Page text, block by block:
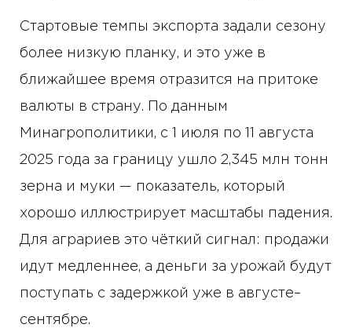
Стартовые темпы экспорта задали сезону
более низкую планку, и это уже в
ближайшее время отразится на притоке
валюты в страну. По данным
Минагрополитики, с 1 июля по 11 августа
2025 года за границу ушло 2,345 млн тонн
зерна и муки — показатель, который
хорошо иллюстрирует масштабы падения.
Для аграриев это чёткий сигнал: продажи
идут медленнее, а деньги за урожай будут
поступать с задержкой уже в августе–
сентябре.